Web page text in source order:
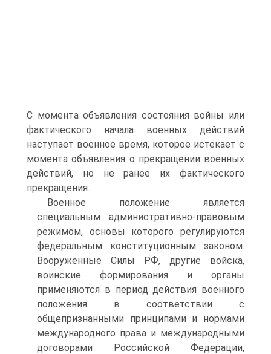
С момента объявления состояния войны или
фактического начала военных действий
наступает военное время, которое истекает с
момента объявления о прекращении военных
действий, но не ранее их фактического
прекращения.
Военное положение является
специальным административно-правовым
режимом, основы которого регулируются
федеральным конституционным законом.
Вооруженные Силы РФ, другие войска,
воинские формирования и органы
применяются в период действия военного
положения в соответствии с
общепризнанными принципами и нормами
международного права и международными
договорами Российской Федерации,